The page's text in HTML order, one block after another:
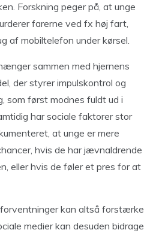
Forskning peger på, at unge
farerne ved fx høj fart,
af mobiltelefon under kørsel.
sammen med hjernens
der styrer impulskontrol og
som først modnes fuldt ud i
har sociale faktorer stor
at unge er mere
hvis de har jævnaldrende
eller hvis de føler et pres for at
kan altså forstærke
medier kan desuden bidrage